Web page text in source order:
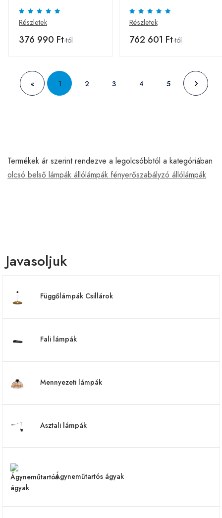
3000K
Részletek
376 990 Ft-tól
Részletek
762 601 Ft-tól
« 1 2 3 4 5
Termékek ár szerint rendezve a legolcsóbbtól a kategóriában
olcsó belső lámpák állólámpák fényerőszabályzó állólámpák
Javasoljuk
Függőlámpák Csillárok
Fali lámpák
Mennyezeti lámpák
Asztali lámpák
Ágyneműtartós ágyak